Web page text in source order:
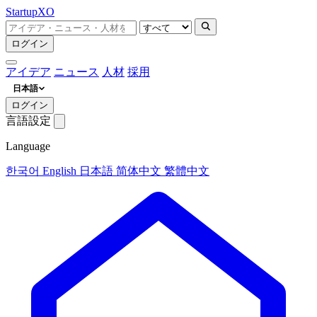
StartupXO
ログイン
アイデア ニュース 人材 採用
日本語
ログイン
言語設定
Language
한국어 English 日本語 简体中文 繁體中文